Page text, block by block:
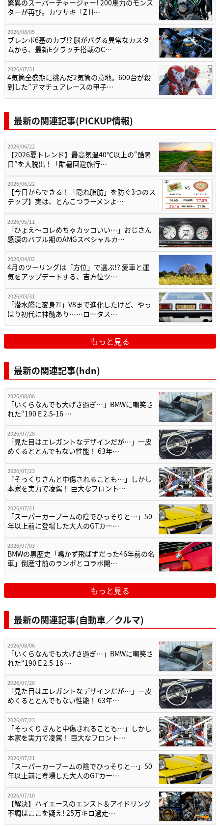
驚異のスーパーチャージャー! 200馬力のモンス
ターが再び。カワサキ「Z H…
2026/08/05
ブレンボ6基のカブ!? 脳がバグる異常なカスタ
ムから、最新Eクラッチ搭載のC…
2026/07/31
4気筒全盛期に挑んだ2気筒の意地。600台が殺
到した”アマチュアレースの甲子…
最新の関連記事(PICKUP情報)
2026/06/22
【2026夏トレンド】最高気温40℃以上の“酷暑
日”を大脱出！「酷暑回避旅行…
2026/06/22
【今日からできる！「隠れ脂肪」を防ぐ3つのス
テップ】実は、とんこつラーメンよ…
2026/05/11
「ひょえ〜コレめちゃカッコいい…」おじさん
感涙のバブル期のAMGスペシャルカ…
2026/04/02
4月のツーリングは「方位」で選ぶ!? 愛車と運
気をアップデートする、吉方位ツ…
2026/03/31
「潜水艦に変身?!」V8まで進化したけど、やっ
ぱり初代に神髄あり……ロータス…
もっと見る
最新の関連記事(hdn)
2026/08/06
「いくらなんでも大げさ過ぎ…」BMWに嘲笑さ
れた“190 E 2.5-16 …
2026/07/28
「見た目はエレガントなデザインだが…」一皮
めくるととんでもない性能！ 63年…
2026/07/23
「そっくりさんと中傷されることも…」しかし
本家を実力で凌駕！ 巨大なフロント…
2026/07/21
「スーパーカーブームの陰でひっそりと…」50
年以上前に登場した大人のGTカー…
2026/07/03
BMWの黒歴史「鳴かず飛ばずだった46年前の名
車」倒産寸前のランボとコラボ開…
もっと見る
最新の関連記事(自動車／クルマ)
2026/08/06
「いくらなんでも大げさ過ぎ…」BMWに嘲笑さ
れた“190 E 2.5-16 …
2026/07/28
「見た目はエレガントなデザインだが…」一皮
めくるととんでもない性能！ 63年…
2026/07/23
「そっくりさんと中傷されることも…」しかし
本家を実力で凌駕！ 巨大なフロント…
2026/07/21
「スーパーカーブームの陰でひっそりと…」50
年以上前に登場した大人のGTカー…
2026/07/10
【解決】ハイエースのエンスト＆アイドリング
不調はここを疑え! 25万キロ過走…